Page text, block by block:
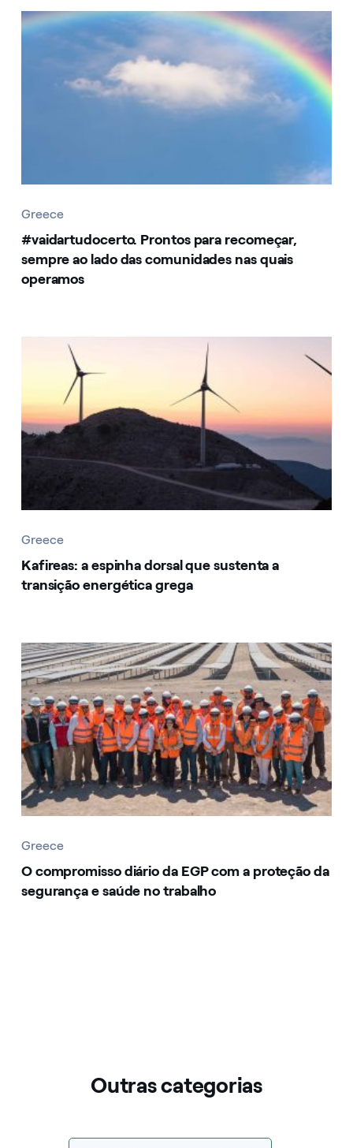
Greece
Greece
#vaidartudocerto. Prontos para recomeçar,
sempre ao lado das comunidades nas quais
operamos
Greece
Kafireas: a espinha dorsal que sustenta a
transição energética grega
Greece
Greece
O compromisso diário da EGP com a proteção da
segurança e saúde no trabalho
Outras categorias